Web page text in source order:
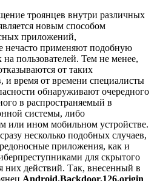
троянцев внутри различных
новым способом
приложений,
нечасто применяют подобную
пользователей. Тем не менее,
от таких
и время от времени специалисты
обнаруживают очередного
в распространяемый в
системы, либо
или ином мобильном устройстве.
несколько подобных случаев,
приложения, как и
для скрытого
действий. Так, внесенный в
Android.Backdoor.126.origin